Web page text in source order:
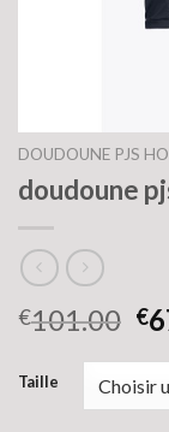
DOUDOUNE PJS
doudoune
€101.00 €
Taille